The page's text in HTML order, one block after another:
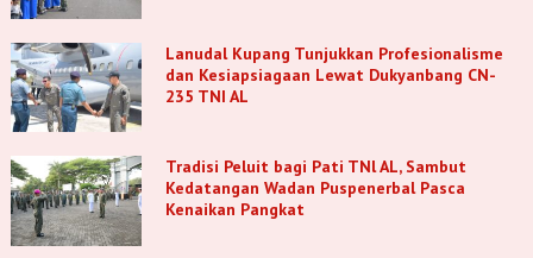
Lanudal Kupang Tunjukkan Profesionalisme
dan Kesiapsiagaan Lewat Dukyanbang CN-
235 TNI AL
Tradisi Peluit bagi Pati TNl AL, Sambut
Kedatangan Wadan Puspenerbal Pasca
Kenaikan Pangkat